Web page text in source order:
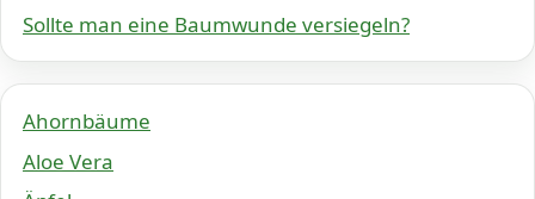
Sollte man eine Baumwunde versiegeln?
Ahornbäume
Aloe Vera